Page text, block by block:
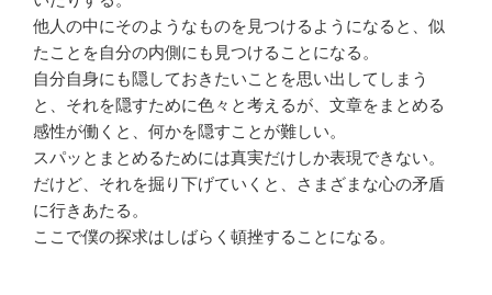
他人の中にそのようなものを見つけるようになると、似
たことを自分の内側にも見つけることになる。
自分自身にも隠しておきたいことを思い出してしまう
と、それを隠すために色々と考えるが、文章をまとめる
感性が働くと、何かを隠すことが難しい。
スパッとまとめるためには真実だけしか表現できない。
だけど、それを掘り下げていくと、さまざまな心の矛盾
に行きあたる。
ここで僕の探求はしばらく頓挫することになる。